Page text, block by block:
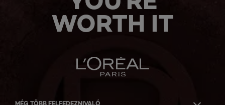
WORTH IT
MÉG TÖBB FELFEDEZNIVALÓ